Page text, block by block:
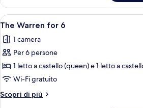
Nest
for
4
Apri
tutte
le
foto
per
The
Warren
for
The
8
The Warren for 6
1 camera
Per 6 persone
1 letto a castello (queen) e 1 letto a
Wi-Fi gratuito
Scopri di più
Altri